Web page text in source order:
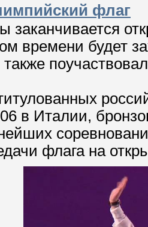
флаг
заканчивается
времени будет
в Италии,
флага на